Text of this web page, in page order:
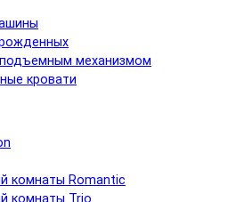
механизмом
кровати
комнаты Romantic
комнаты Trio